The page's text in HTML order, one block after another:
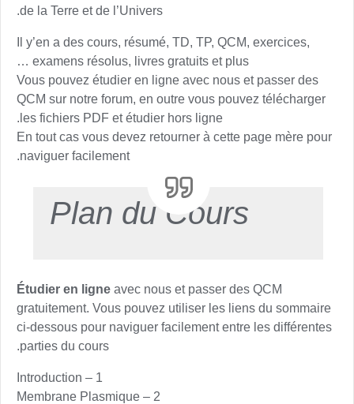
de la Terre et de l’Univers.
Il y’en a des cours, résumé, TD, TP, QCM, exercices,
examens résolus, livres gratuits et plus …
Vous pouvez étudier en ligne avec nous et passer des
QCM sur notre forum, en outre vous pouvez télécharger
les fichiers PDF et étudier hors ligne.
En tout cas vous devez retourner à cette page mère pour
naviguer facilement.
Plan du Cours
Étudier en ligne avec nous et passer des QCM
gratuitement. Vous pouvez utiliser les liens du sommaire
ci-dessous pour naviguer facilement entre les différentes
parties du cours.
1 – Introduction
2 – Membrane Plasmique